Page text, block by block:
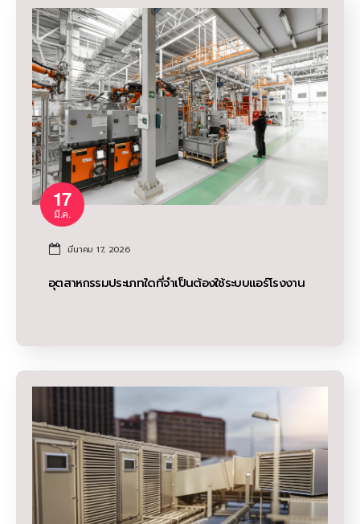
17
มี.ค.
มีนาคม 17, 2026
อุตสาหกรรมประเภทใดที่จำเป็นต้องใช้ระบบแอร์โรงงาน